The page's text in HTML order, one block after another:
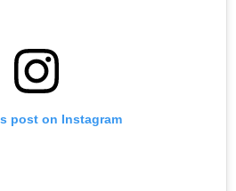
post on Instagram